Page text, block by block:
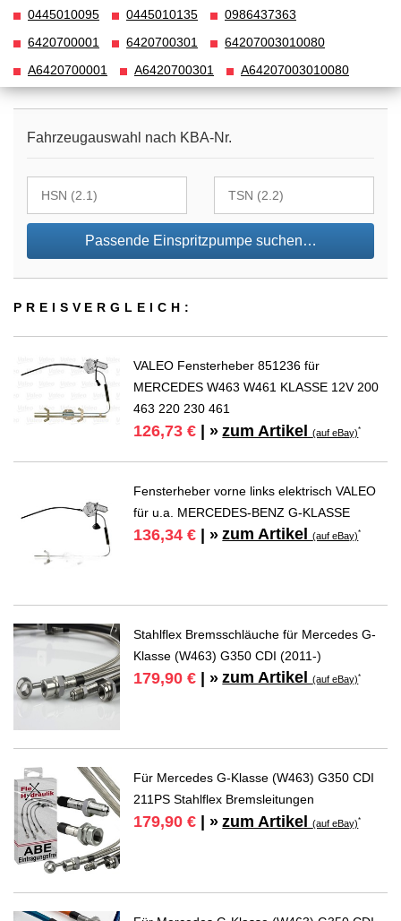
0445010095 0445010135
0986437363
6420700001
6420700301
64207003010080
A6420700001
A6420700301 A64207003010080
Fahrzeugauswahl nach KBA-Nr.
Passende Einspritzpumpe suchen…
PREIS­VER­GLEICH:
VALEO Fensterheber 851236 für
MERCEDES W463 W461 KLASSE 12V 200
463 220 230 461
126,73 € | » zum Artikel(auf eBay)*
Fensterheber vorne links elektrisch VALEO
für u.a. MERCEDES-BENZ G-KLASSE
136,34 € | » zum Artikel(auf eBay)*
Stahlflex Bremsschläuche für Mercedes G-
Klasse (W463) G350 CDI (2011-)
179,90 € | » zum Artikel(auf eBay)*
Für Mercedes G-Klasse (W463) G350 CDI
211PS Stahlflex Bremsleitungen
179,90 € | » zum Artikel(auf eBay)*